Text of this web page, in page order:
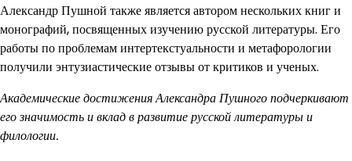
Александр Пушной также является автором нескольких книг и
монографий, посвященных изучению русской литературы. Его
работы по проблемам интертекстуальности и метафорологии
получили энтузиастические отзывы от критиков и ученых.
Академические достижения Александра Пушного подчеркивают
его значимость и вклад в развитие русской литературы и
филологии.